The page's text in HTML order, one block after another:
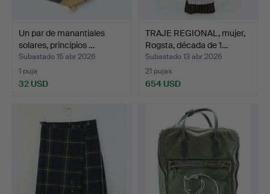
Un par de manantiales
solares, principios …
Subastado 15 abr 2026
1 puja
32 USD
TRAJE REGIONAL, mujer,
Rogsta, década de 1…
Subastado 13 abr 2026
21 pujas
654 USD